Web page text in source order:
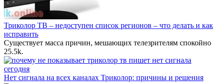
Триколор ТВ – недоступен список регионов – что делать и как
исправить
Существует масса причин, мешающих телезрителям спокойно
25.5k.
Нет сигнала на всех каналах Триколор: причины и решения